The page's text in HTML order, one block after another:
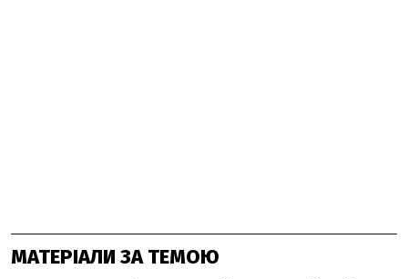
МАТЕРІАЛИ ЗА ТЕМОЮ